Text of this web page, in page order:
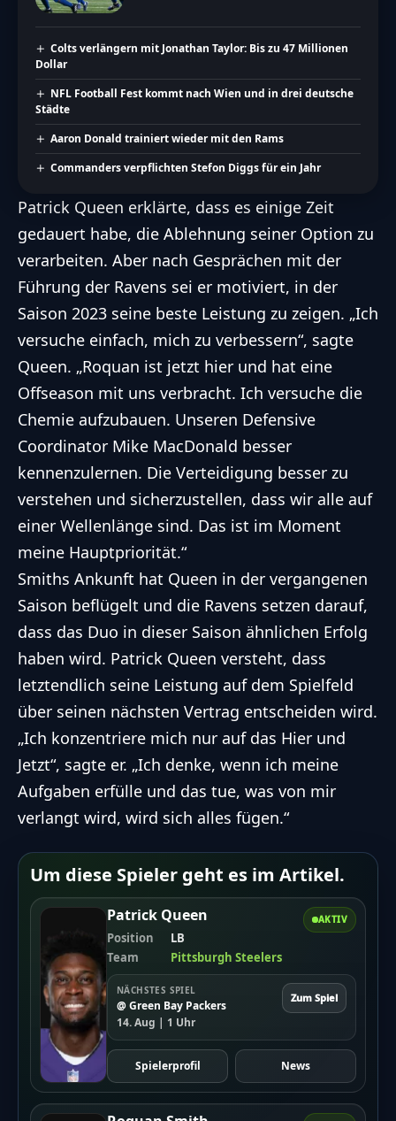
Colts verlängern mit Jonathan Taylor: Bis zu 47 Millionen
Dollar
NFL Football Fest kommt nach Wien und in drei deutsche
Städte
Aaron Donald trainiert wieder mit den Rams
Commanders verpflichten Stefon Diggs für ein Jahr
Patrick Queen erklärte, dass es einige Zeit
gedauert habe, die Ablehnung seiner Option zu
verarbeiten. Aber nach Gesprächen mit der
Führung der Ravens sei er motiviert, in der
Saison 2023 seine beste Leistung zu zeigen. „Ich
versuche einfach, mich zu verbessern“, sagte
Queen. „Roquan ist jetzt hier und hat eine
Offseason mit uns verbracht. Ich versuche die
Chemie aufzubauen. Unseren Defensive
Coordinator Mike MacDonald besser
kennenzulernen. Die Verteidigung besser zu
verstehen und sicherzustellen, dass wir alle auf
einer Wellenlänge sind. Das ist im Moment
meine Hauptpriorität.“
Smiths Ankunft hat Queen in der vergangenen
Saison beflügelt und die Ravens setzen darauf,
dass das Duo in dieser Saison ähnlichen Erfolg
haben wird. Patrick Queen versteht, dass
letztendlich seine Leistung auf dem Spielfeld
über seinen nächsten Vertrag entscheiden wird.
„Ich konzentriere mich nur auf das Hier und
Jetzt“, sagte er. „Ich denke, wenn ich meine
Aufgaben erfülle und das tue, was von mir
verlangt wird, wird sich alles fügen.“
Um diese Spieler geht es im Artikel.
AKTIV
Patrick Queen
Position
LB
Team
Pittsburgh Steelers
NÄCHSTES SPIEL
@ Green Bay Packers
14. Aug | 1 Uhr
Zum Spiel
Spielerprofil News